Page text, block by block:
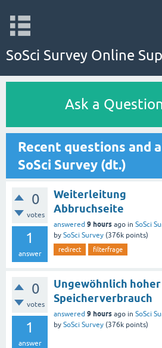
SoSci Survey Online
Ask a Question
Recent questions and
SoSci Survey (dt.)
0
votes
1
answer
Weiterleitung
Abbruchseite
answered 9 hours ago in SoSci
by SoSci Survey (376k points)
redirect filterfrage
0
votes
1
answer
Ungewöhnlich hoher
Speicherverbrauch
answered 9 hours ago in SoSci
by SoSci Survey (376k points)